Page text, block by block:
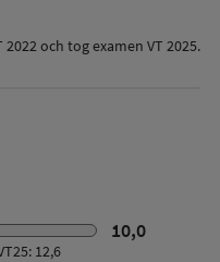
och tog examen VT 2025.
10,0
12,6